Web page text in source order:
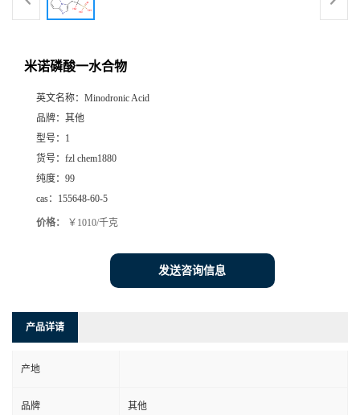
米诺磷酸一水合物
英文名称： Minodronic Acid
品牌： 其他
型号： 1
货号： fzl chem1880
纯度： 99
cas： 155648-60-5
价格： ￥1010/千克
发送咨询信息
产品详请
产地
品牌 其他